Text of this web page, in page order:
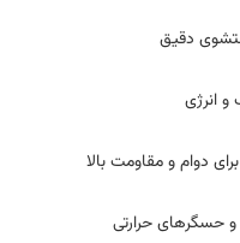
دقیق
انرژی
حسگرهای حرارتی